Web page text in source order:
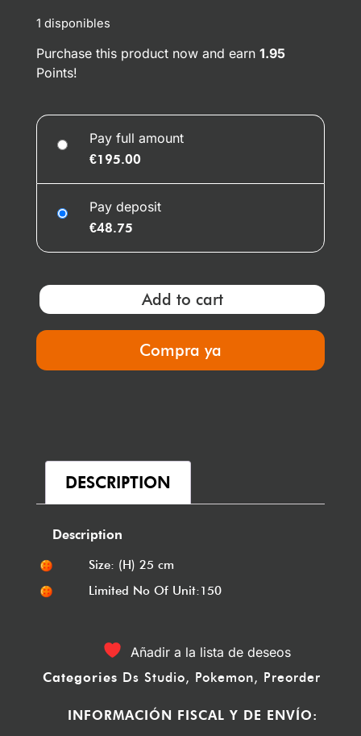
1 disponibles
Purchase this product now and earn 1.95
Points!
Pay full amount
€195.00
Pay deposit
€48.75
Add to cart
Compra ya
DESCRIPTION
Description
Size: (H) 25 cm
Limited No Of Unit:150
Añadir a la lista de deseos
Categories Ds Studio, Pokemon, Preorder
INFORMACIÓN FISCAL Y DE ENVÍO: